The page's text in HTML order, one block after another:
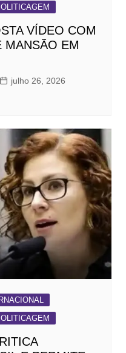
VÍDEO COM
MANSÃO EM
julho 26, 2026